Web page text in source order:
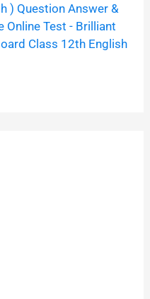
) Question Answer &
Online Test - Brilliant
Class 12th English